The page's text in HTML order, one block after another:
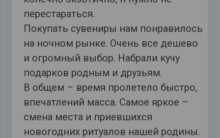
перестараться.
Покупать сувениры нам понравилось
на ночном рынке. Очень все дешево
и огромный выбор. Набрали кучу
подарков родным и друзьям.
В общем – время пролетело быстро,
впечатлений масса. Самое яркое –
смена места и приевшихся
новогодних ритуалов нашей родины.